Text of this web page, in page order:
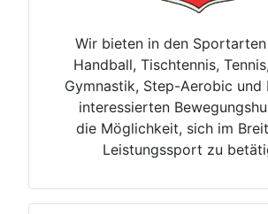
Wir bieten in den Sportarten
Handball, Tischtennis,
Gymnastik, Step-Aerobic und
interessierten
die Möglichkeit, sich im
Leistungssport zu